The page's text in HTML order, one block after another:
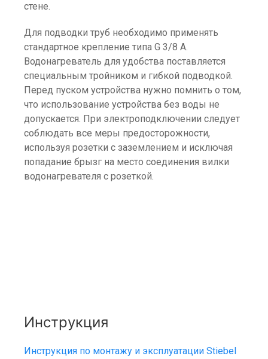
стене.
Для подводки труб необходимо применять
стандартное крепление типа G 3/8 A.
Водонагреватель для удобства поставляется
специальным тройником и гибкой подводкой.
Перед пуском устройства нужно помнить о том,
что использование устройства без воды не
допускается. При электроподключении следует
соблюдать все меры предосторожности,
используя розетки с заземлением и исключая
попадание брызг на место соединения вилки
водонагревателя с розеткой.
Инструкция
Инструкция по монтажу и эксплуатации Stiebel